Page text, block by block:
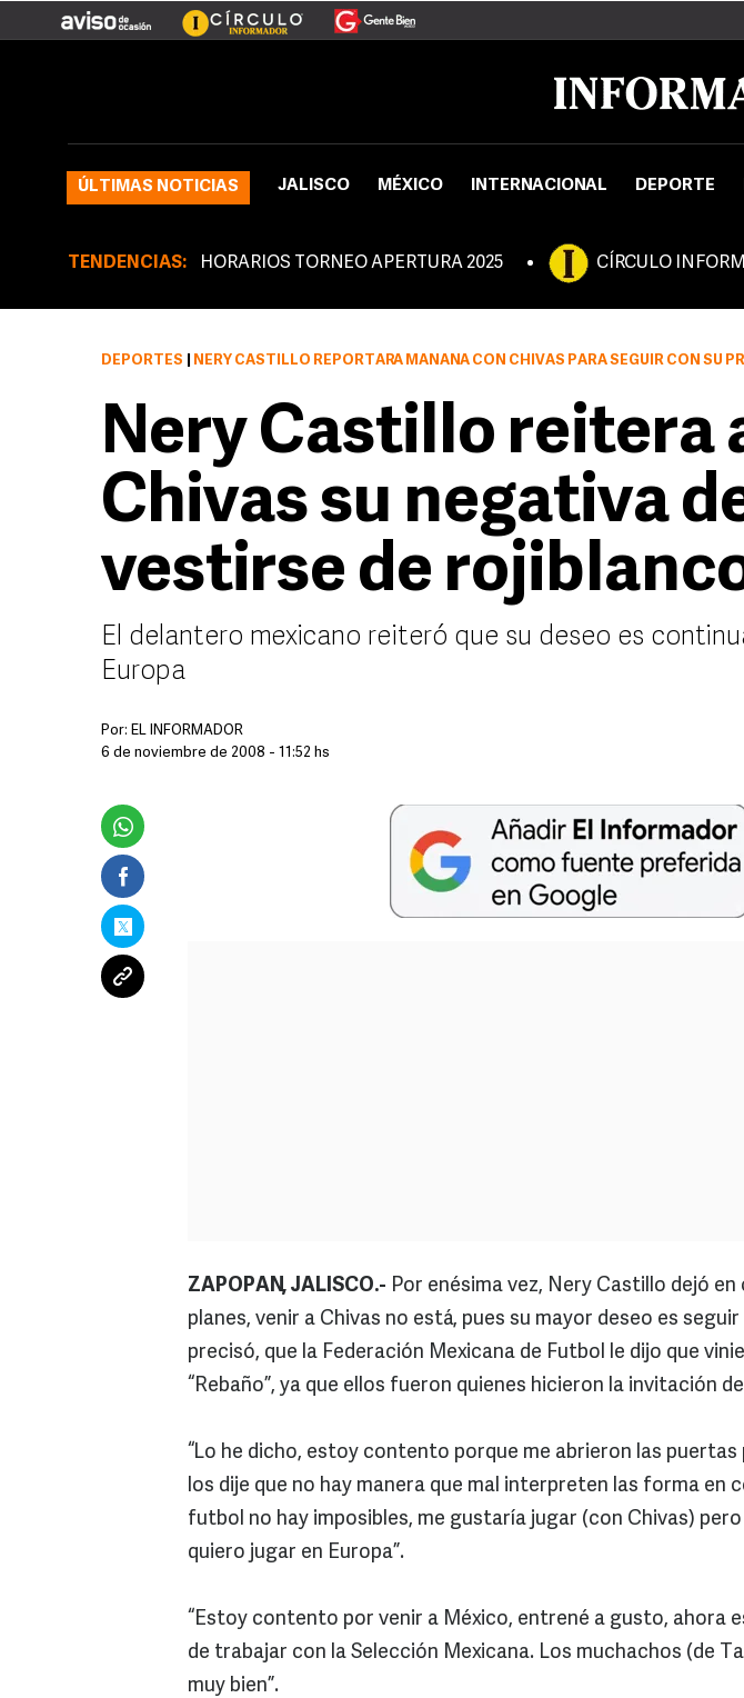
ÚLTIMAS NOTICIAS JALISCO MÉXICO INTERNACIONAL DEPORTE
TENDENCIAS: HORARIOS TORNEO APERTURA 2025 CÍRCULO
DEPORTES NERY CASTILLO REPORTARÁ MAÑANA CON CHIVAS PARA SEGUIR CON SU
Nery Castillo reitera
Chivas su negativa
vestirse de
El delantero mexicano reiteró que su deseo es
Europa
Por: EL INFORMADOR
6 de noviembre de 2008 - 11:52 hs
ZAPOPAN, JALISCO.- Por enésima vez, Nery Castillo dejó
planes, venir a Chivas no está, pues su mayor deseo es
precisó, que la Federación Mexicana de Futbol le dijo que
“Rebaño”, ya que ellos fueron quienes hicieron la invitación
“Lo he dicho, estoy contento porque me abrieron las puertas
los dije que no hay manera que mal interpreten las forma en
futbol no hay imposibles, me gustaría jugar (con Chivas)
quiero jugar en Europa”.
“Estoy contento por venir a México, entrené a gusto, ahora
de trabajar con la Selección Mexicana. Los muchachos (de
muy bien”.